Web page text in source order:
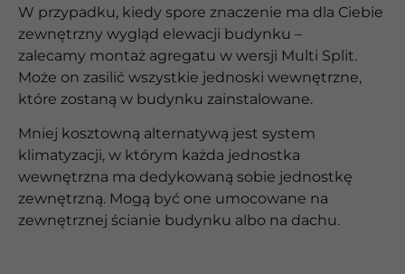
W przypadku, kiedy spore znaczenie ma dla Ciebie
zewnętrzny wygląd elewacji budynku –
zalecamy montaż agregatu w wersji Multi Split.
Może on zasilić wszystkie jednoski wewnętrzne,
które zostaną w budynku zainstalowane.
Mniej kosztowną alternatywą jest system
klimatyzacji, w którym każda jednostka
wewnętrzna ma dedykowaną sobie jednostkę
zewnętrzną. Mogą być one umocowane na
zewnętrznej ścianie budynku albo na dachu.